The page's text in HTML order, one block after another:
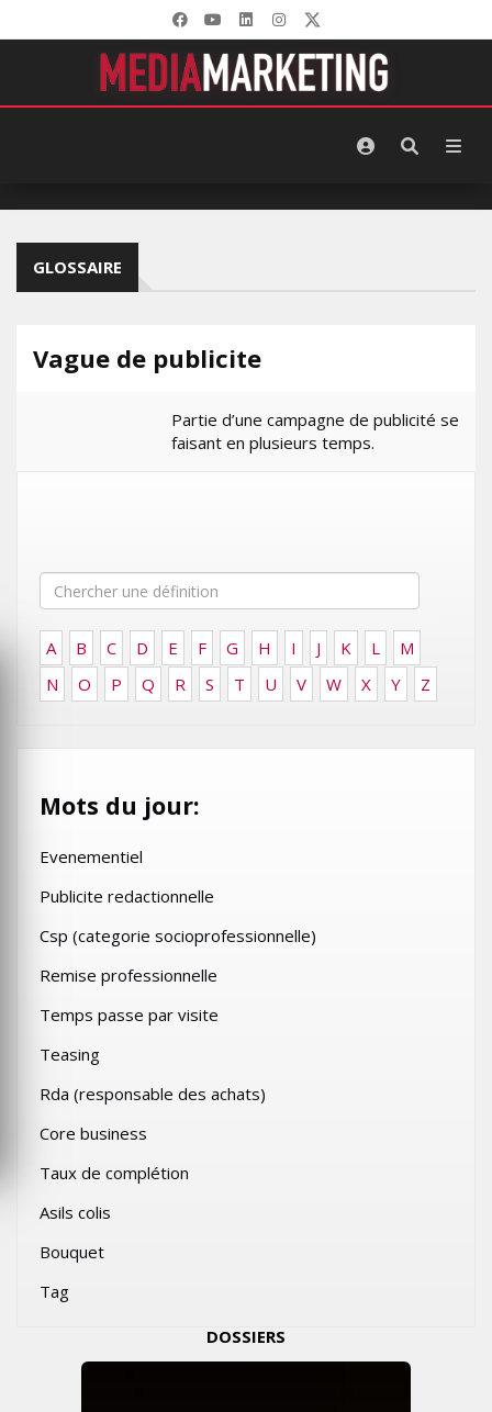
GLOSSAIRE
Vague de publicite
Partie d’une campagne de publicité se
faisant en plusieurs temps.
A B C D E F G H I J K L
M
N
O P Q R S T U V W X Y Z
Mots du jour:
Evenementiel
Publicite redactionnelle
Csp (categorie socioprofessionnelle)
Remise professionnelle
Temps passe par visite
Teasing
Rda (responsable des achats)
Core business
Taux de complétion
Asils colis
Bouquet
Tag
DOSSIERS